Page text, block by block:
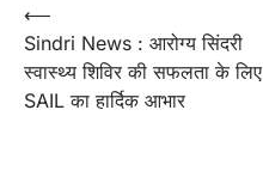
Post
navigation
⟵
Sindri News : आरोग्य सिंदरी
स्वास्थ्य शिविर की सफलता के लिए
SAIL का हार्दिक आभार